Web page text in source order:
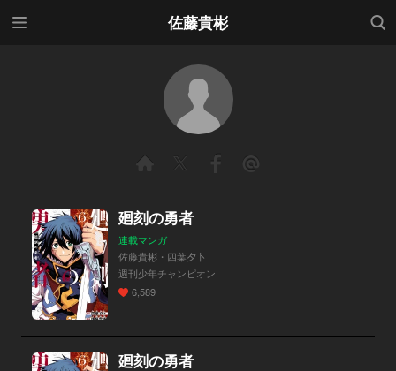
佐藤貴彬
検索
廻刻の勇者
連載マンガ
佐藤貴彬・四葉夕卜
週刊少年チャンピオン
6,589
廻刻の勇者